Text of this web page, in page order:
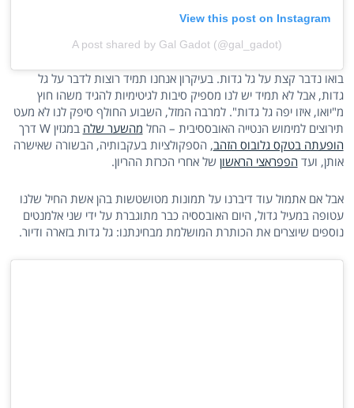
View this post on Instagram
A post shared by Gal Gadot (@gal_gadot)
בואו נדבר קצת על גל גדות. בעיקרון אנחנו תמיד רוצות לדבר על גל
גדות, אבל לא תמיד יש לנו מספיק סיבות לגיטימיות להגיד משהו חוץ
מ"יואו, איזו יפה גל גדות". למרבה המזל, השבוע החולף סיפק לנו לא מעט
תירוצים למימוש הנטייה האובססיבית – החל מהשער שלה במגזין W דרך
הופעתה בטקס גלובוס הזהב, הספקולציות בעקבותיה, הבשורה שאישרה
אותן, ועד הפפראצי הראשון של אחרי הכרזת ההריון.
אבל אם אתמול עוד דיברנו על תמונות מטושטשות בהן אשת החיל שלנו
עטופה במעיל גדול, היום האובססיה כבר מתוגברת על ידי שני אלמנטים
נוספים שיוצרים את הכותרת המושלמת מבחינתנו: גל גדות בזארה ודיור.